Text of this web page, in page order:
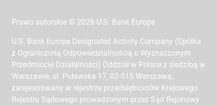
Prawo autorskie © 2026 U.S. Bank Europe
U.S. Bank Europe Designated Activity Company (Spółka
z Ograniczoną Odpowiedzialnością o Wyznaczonym
Przedmiocie Działalności) Oddział w Polsce z siedzibą w
Warszawie, ul. Puławska 17, 02-515 Warszawa,
zarejestrowany w rejestrze przedsiębiorców Krajowego
Rejestru Sądowego prowadzonym przez Sąd Rejonowy